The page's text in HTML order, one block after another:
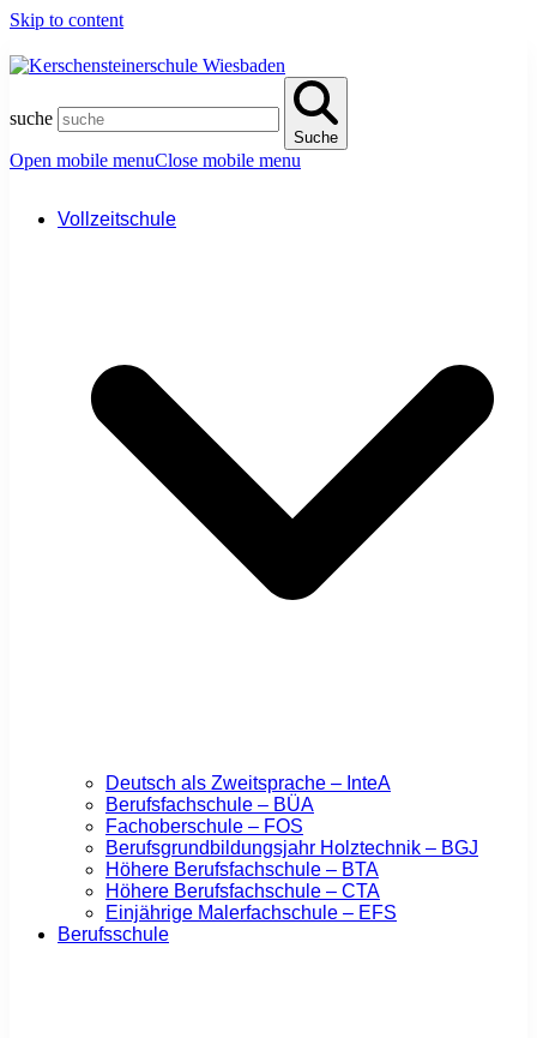
Skip to content
suche
Suche
Open mobile menuClose mobile menu
Vollzeitschule
Deutsch als Zweitsprache – InteA
Berufsfachschule – BÜA
Fachoberschule – FOS
Berufsgrundbildungsjahr Holztechnik – BGJ
Höhere Berufsfachschule – BTA
Höhere Berufsfachschule – CTA
Einjährige Malerfachschule – EFS
Berufsschule